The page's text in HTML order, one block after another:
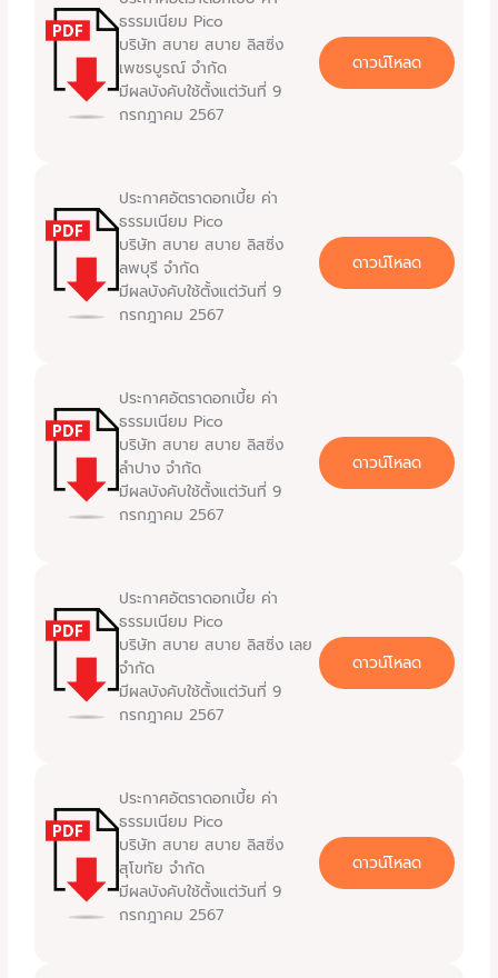
ธรรมเนียม Pico
บริษัท สบาย สบาย ลิสซิ่ง
เพชรบูรณ์ จำกัด
มีผลบังคับใช้ตั้งแต่วันที่ 9
กรกฎาคม 2567
ดาวน์โหลด
ประกาศอัตราดอกเบี้ย ค่า
ธรรมเนียม Pico
บริษัท สบาย สบาย ลิสซิ่ง
ลพบุรี จำกัด
มีผลบังคับใช้ตั้งแต่วันที่ 9
กรกฎาคม 2567
ดาวน์โหลด
ประกาศอัตราดอกเบี้ย ค่า
ธรรมเนียม Pico
บริษัท สบาย สบาย ลิสซิ่ง
ลำปาง จำกัด
มีผลบังคับใช้ตั้งแต่วันที่ 9
กรกฎาคม 2567
ดาวน์โหลด
ประกาศอัตราดอกเบี้ย ค่า
ธรรมเนียม Pico
บริษัท สบาย สบาย ลิสซิ่ง เลย
จำกัด
มีผลบังคับใช้ตั้งแต่วันที่ 9
กรกฎาคม 2567
ดาวน์โหลด
ประกาศอัตราดอกเบี้ย ค่า
ธรรมเนียม Pico
บริษัท สบาย สบาย ลิสซิ่ง
สุโขทัย จำกัด
มีผลบังคับใช้ตั้งแต่วันที่ 9
กรกฎาคม 2567
ดาวน์โหลด